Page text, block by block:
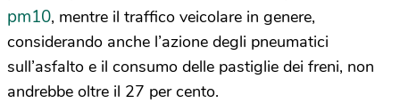
pm10, mentre il traffico veicolare in genere,
considerando anche l’azione degli pneumatici
sull’asfalto e il consumo delle pastiglie dei freni, non
andrebbe oltre il 27 per cento.